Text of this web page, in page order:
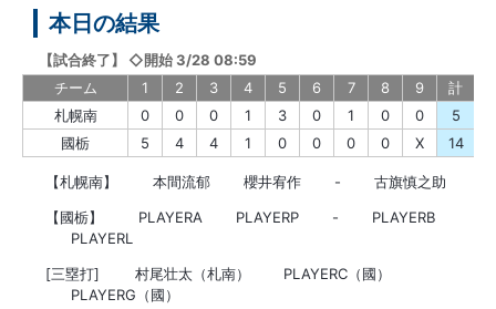
本日の結果
【試合終了】
◇開始 3/28 08:59
チーム
1 2 3 4 5 6 7 8 9
計
札幌南
0 0 0 1 3 0 1 0 0
5
國栃
5 4 4 1 0 0 0 0 X 14
【札幌南】 本間流郁 櫻井宥作 -
古旗慎之助
【國栃】
PLAYERA PLAYERP -
PLAYERB
PLAYERL
[三塁打]
村尾壮太（札南）
PLAYERC（國）
PLAYERG（國）